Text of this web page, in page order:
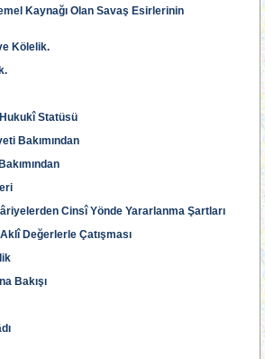
Kaynağı Olan Savaş Esirlerinin
Kölelik.
Statüsü
Bakımından
Cinsî Yönde Yararlanma Şartları
Değerlerle Çatışması
Bakışı